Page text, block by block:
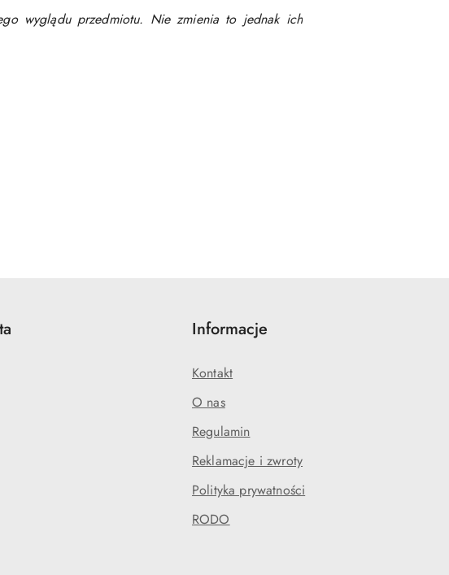
wyglądu przedmiotu. Nie zmienia to jednak ich
Informacje
Kontakt
O nas
Regulamin
Reklamacje i zwroty
Polityka prywatności
RODO